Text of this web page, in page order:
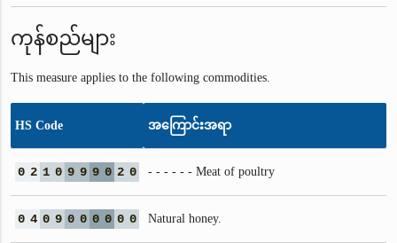
ကုန်စည်များ
This measure applies to the following commodities.
HS Code အကြောင်းအရာ
0 2 1 0 9 9 9 0 2 0 - - - - - - Meat of poultry
0 4 0 9 0 0 0 0 0 0 Natural honey.